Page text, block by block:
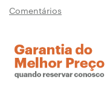
Comentários